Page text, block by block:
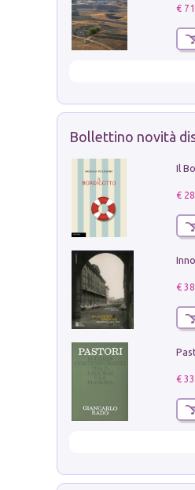
€
Bollettino novità
Il
€
€ 38
€